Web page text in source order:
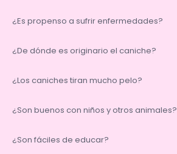
¿Es propenso a sufrir enfermedades?
¿De dónde es originario el caniche?
¿Los caniches tiran mucho pelo?
¿Son buenos con niños y otros animales?
¿Son fáciles de educar?